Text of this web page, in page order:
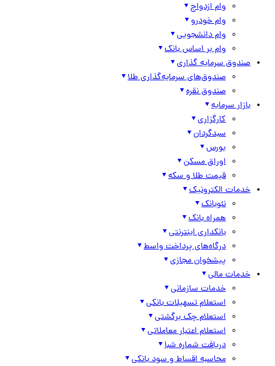
وام ازدواج
وام خودرو
وام دانشجویی
وام بر اساس بانک
صندوق سرمایه گذاری
صندوق‌های سرمایه‌گذاری طلا
صندوق نقره
بازار سرمایه
کارگزاری
سبدگردان
بورس
اوراق مسکن
قیمت طلا و سکه
خدمات الکترونیک
نئوبانک
همراه بانک
بانکداری اینترنتی
درگاه‌های پرداخت واسط
پیشخوان مجازی
خدمات مالی
خدمات سازمانی
استعلام تسهیلات بانکی
استعلام چک برگشتی
استعلام اعتبار معاملاتی
دریافت شماره شبا
محاسبه اقساط و سود بانکی